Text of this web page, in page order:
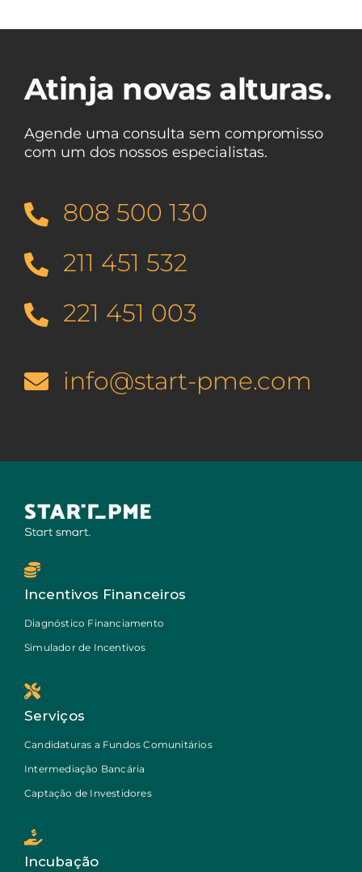
Atinja novas alturas.
Agende uma consulta sem compromisso
com um dos nossos especialistas.
808 500 130
211 451 532
221 451 003
info@start-pme.com
Incentivos Financeiros
Diagnóstico Financiamento
Simulador de Incentivos
Serviços
Candidaturas a Fundos Comunitários
Intermediação Bancária
Captação de Investidores
Incubação